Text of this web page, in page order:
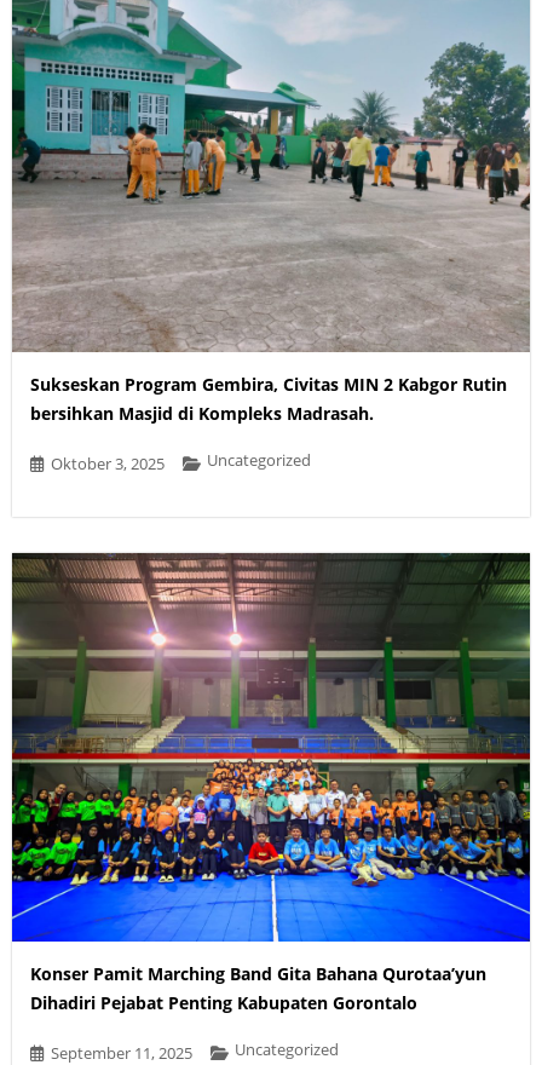
Sukseskan Program Gembira, Civitas MIN 2 Kabgor Rutin
bersihkan Masjid di Kompleks Madrasah.
Oktober 3, 2025 Uncategorized
Konser Pamit Marching Band Gita Bahana Qurotaa’yun
Dihadiri Pejabat Penting Kabupaten Gorontalo
September 11, 2025 Uncategorized